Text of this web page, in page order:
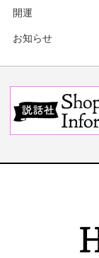
開運
お知らせ